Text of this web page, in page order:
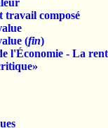
travail composé
(fin)
l'Économie - La